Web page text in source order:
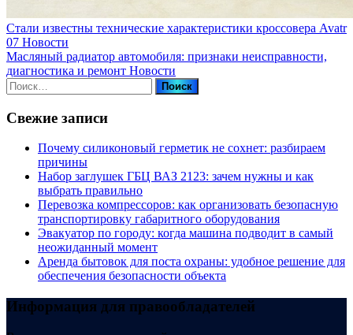
Стали известны технические характеристики кроссовера Avatr
07 Новости
Масляный радиатор автомобиля: признаки неисправности,
диагностика и ремонт Новости
Найти:
Свежие записи
Почему силиконовый герметик не сохнет: разбираем
причины
Набор заглушек ГБЦ ВАЗ 2123: зачем нужны и как
выбрать правильно
Перевозка компрессоров: как организовать безопасную
транспортировку габаритного оборудования
Эвакуатор по городу: когда машина подводит в самый
неожиданный момент
Аренда бытовок для поста охраны: удобное решение для
обеспечения безопасности объекта
Информация для правообладателей